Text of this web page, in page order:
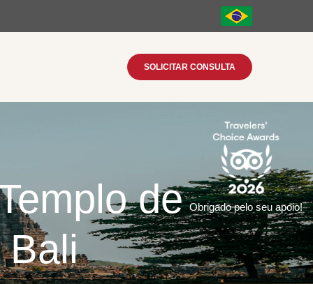
SOLICITAR CONSULTA
de
Bali
Obrigado pelo seu apoio!